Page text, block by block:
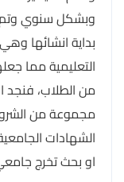
بداية انشائها
التعليمية مما
من الطلاب،
مجموعة من
الشهادات
او بحث تخرج